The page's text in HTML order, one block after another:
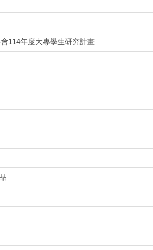
114年度大專學生研究計畫